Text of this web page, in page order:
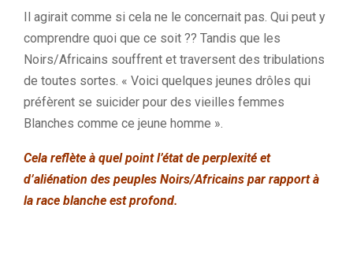
Il agirait comme si cela ne le concernait pas. Qui peut y
comprendre quoi que ce soit ?? Tandis que les
Noirs/Africains souffrent et traversent des tribulations
de toutes sortes. « Voici quelques jeunes drôles qui
préfèrent se suicider pour des vieilles femmes
Blanches comme ce jeune homme ».
Cela reflète à quel point l’état de perplexité et
d’aliénation des peuples Noirs/Africains par rapport à
la race blanche est profond.